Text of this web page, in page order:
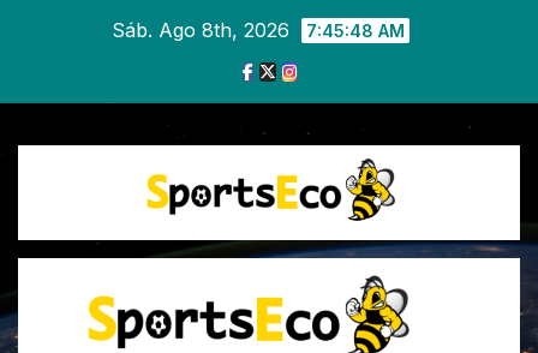
Sáb. Ago 8th, 2026 7:45:49 AM